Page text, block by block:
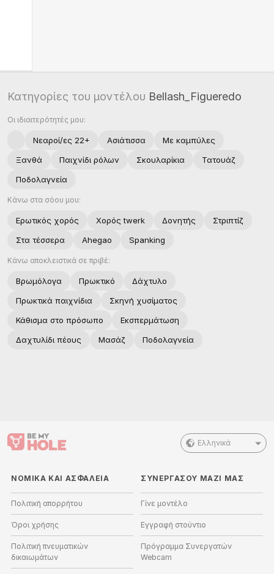
Κατηγορίες του μοντέλου Bellash_Figueredo
Οι ιδιαιτερότητές μου:
Νεαροί/ες 22+ Ασιάτισσα
Με καμπύλες
Ξανθά
Παιχνίδι ρόλων Σκουλαρίκια
Τατουάζ
Ποδολαγνεία
Κάνω στα σόου μου:
Ερωτικός χoρός Χορός twerk Δονητής
Στριπτίζ
Στα τέσσερα
Ahegao Spanking
Κάνω αποκλειστικά σε πριβέ:
Βρωμόλογα Πρωκτικό
Δάχτυλο
Πρωκτικά παιχνίδια
Σκηνή χυσίματος
Κάθισμα στο πρόσωπο
Εκσπερμάτωση
Δαχτυλίδι πέους
Μασάζ Ποδολαγνεία
Ελληνικά
ΝΟΜΙΚΑ ΚΑΙ ΑΣΦΑΛΕΙΑ
Πολιτική απορρήτου
Όροι χρήσης
Πολιτική πνευματικών
δικαιωμάτων
ΣΥΝΕΡΓΑΣΟΥ ΜΑΖΙ ΜΑΣ
Γίνε μοντέλο
Εγγραφή στούντιο
Πρόγραμμα Συνεργατών
Webcam